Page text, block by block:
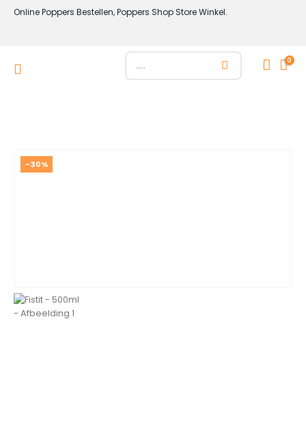
Online Poppers Bestellen, Poppers Shop Store Winkel.
0
-30%